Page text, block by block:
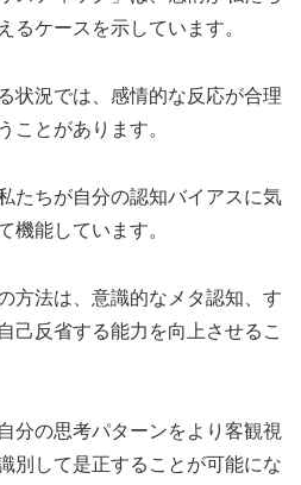
るケースを示しています。
状況では、感情的な反応が合理
ことがあります。
たちが自分の認知バイアスに気
機能しています。
方法は、意識的なメタ認知、す
己反省する能力を向上させるこ
分の思考パターンをより客観視
別して是正することが可能にな